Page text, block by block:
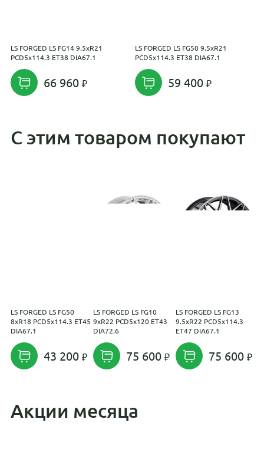
LS FORGED LS FG14 9.5xR21
PCD5x114.3 ET38 DIA67.1
66 960
LS FORGED LS FG50 9.5xR21
PCD5x114.3 ET38 DIA67.1
59 400
С этим товаром покупают
LS FORGED LS FG50
8xR18 PCD5x114.3 ET45
DIA67.1
43 200
LS FORGED LS FG10
9xR22 PCD5x120 ET43
DIA72.6
75 600
LS FORGED LS FG13
9.5xR22 PCD5x114.3
ET47 DIA67.1
75 600
Акции месяца